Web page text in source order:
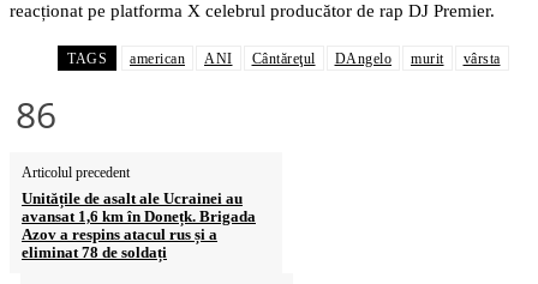
reacționat pe platforma X celebrul producător de rap DJ Premier.
TAGS american ANI Cântăreţul DAngelo murit vârsta
86
Articolul precedent
Unitățile de asalt ale Ucrainei au
avansat 1,6 km în Donețk. Brigada
Azov a respins atacul rus și a
eliminat 78 de soldați